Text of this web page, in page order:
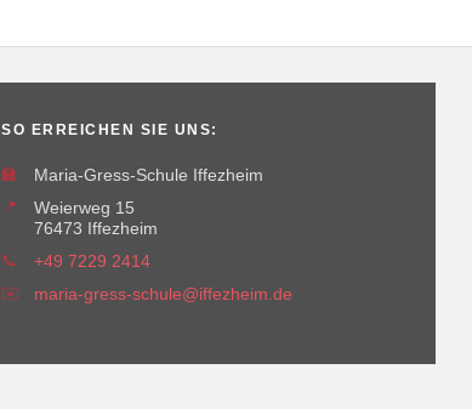
SO ERREICHEN SIE UNS:
🏫
Maria-Gress-Schule Iffezheim
📍
Weierweg 15
76473 Iffezheim
📞
+49 7229 2414
✉️
maria-gress-schule@iffezheim.de